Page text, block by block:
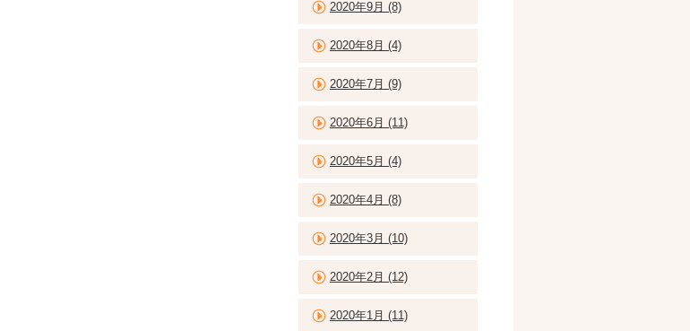
2020年9月 (8)
2020年8月 (4)
2020年7月 (9)
2020年6月 (11)
2020年5月 (4)
2020年4月 (8)
2020年3月 (10)
2020年2月 (12)
2020年1月 (11)